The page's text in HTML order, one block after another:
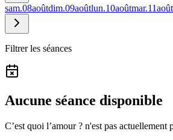
sam.08aoûtdim.09aoûtlun.10aoûtmar.11août
Filtrer les séances
Aucune séance disponible
C’est quoi l’amour ? n'est pas